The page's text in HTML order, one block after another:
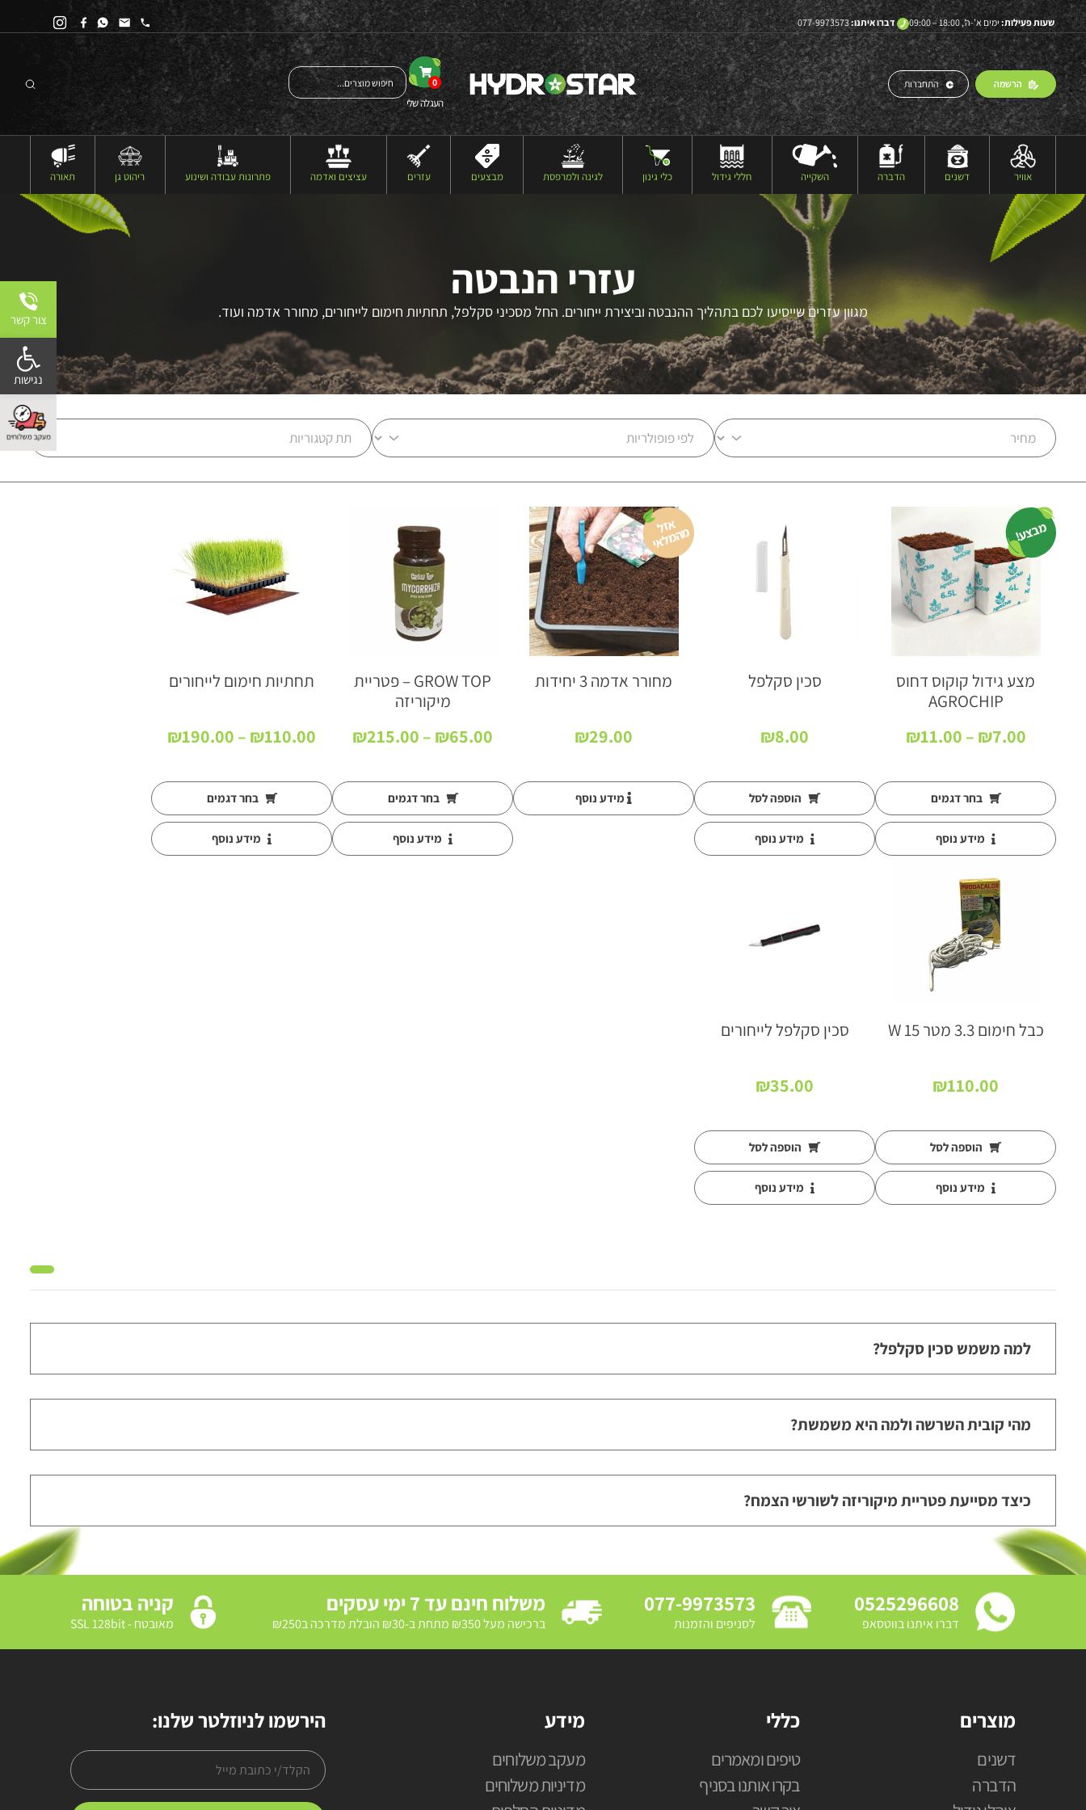
שעות פעילות: ימים א’-ה’, 18:00 – 09:00 דברו איתנו:077-9973573
הרשמה התחברות 0
העגלה שלי
אוויר דשנים הדברה השקייה חללי גידול כלי גינון לגינה ולמרפסת מבצעים עזרים עציצים ואדמה פתרונות עבודה ושינוע ריהוט גן תאורה
עזרי הנבטה
מגוון עזרים שייסיעו לכם בתהליך ההנבטה וביצירת ייחורים. החל מסכיני סקלפל, תחתיות חימום לייחורים, מחורר אדמה ועוד.
מבצע!
מצע גידול קוקוס דחוס
AGROCHIP
₪7.00
–
₪11.00
עד בחר דגמים
מידע נוסף
סכין סקלפל
₪8.00
הוספה לסל
מידע נוסף
א
זל
מ
ה
מ
ל
א
י
מחורר אדמה 3 יחידות
₪29.00
מידע נוסף
GROW TOP – פטריית
מיקוריזה
₪65.00
–
₪215.00
עד בחר דגמים
מידע נוסף
תחתיות חימום לייחורים
₪110.00
–
₪190.00
עד בחר דגמים
מידע נוסף
כבל חימום 3.3 מטר 15 W
₪110.00
הוספה לסל
מידע נוסף
סכין סקלפל לייחורים
₪35.00
הוספה לסל
מידע נוסף
למה משמש סכין סקלפל?
מהי קובית השרשה ולמה היא משמשת?
כיצד מסייעת פטריית מיקוריזה לשורשי הצמח?
0525296608
דברו איתנו בווטסאפ
077-9973573
לסניפים והזמנות
משלוח חינם עד 7 ימי עסקים
ברכישה מעל ₪350 מתחת ב-₪30 הובלת מדרכה ב₪250
קניה בטוחה
מאובטח - SSL 128bit
מוצרים
דשנים
הדברה
כללי
טיפים ומאמרים
בקרו אותנו בסניף
מידע
מעקב משלוחים
מדיניות משלוחים
הירשמו לניוזלטר שלנו:
צור קשר
פתח